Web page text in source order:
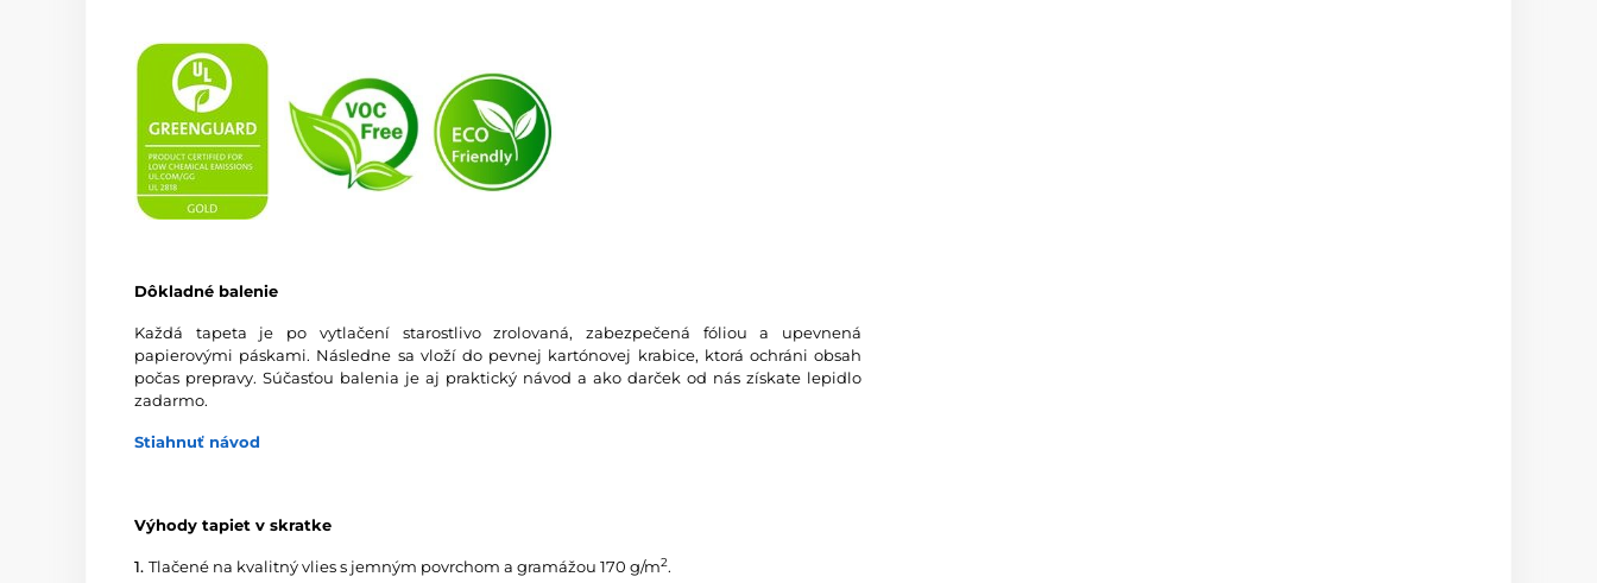
Dôkladné balenie
Každá tapeta je po vytlačení starostlivo zrolovaná, zabezpečená fóliou a upevnená
papierovými páskami. Následne sa vloží do pevnej kartónovej krabice, ktorá ochráni obsah
počas prepravy. Súčasťou balenia je aj praktický návod a ako darček od nás získate lepidlo
zadarmo.
Stiahnuť návod
Výhody tapiet v skratke
1. Tlačené na kvalitný vlies s jemným povrchom a gramážou 170 g/m2.